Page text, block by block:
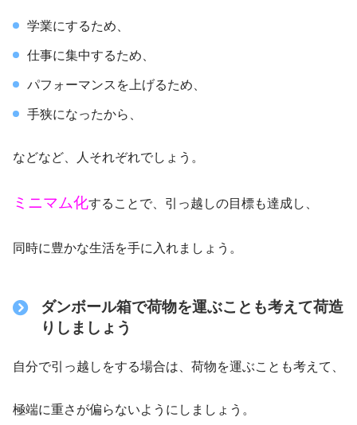
学業にするため、
仕事に集中するため、
パフォーマンスを上げるため、
手狭になったから、
などなど、人それぞれでしょう。
ミニマム化することで、引っ越しの目標も達成し、
同時に豊かな生活を手に入れましょう。
ダンボール箱で荷物を運ぶことも考えて荷造
りしましょう
自分で引っ越しをする場合は、荷物を運ぶことも考えて、
極端に重さが偏らないようにしましょう。